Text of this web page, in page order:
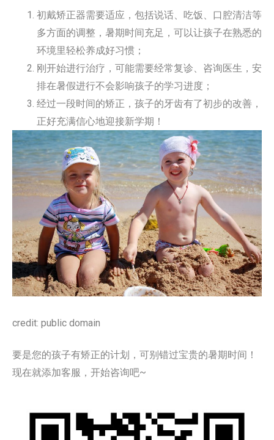
初戴矫正器需要适应，包括说话、吃饭、口腔清洁等
多方面的调整，暑期时间充足，可以让孩子在熟悉的
环境里轻松养成好习惯；
刚开始进行治疗，可能需要经常复诊、咨询医生，安
排在暑假进行不会影响孩子的学习进度；
经过一段时间的矫正，孩子的牙齿有了初步的改善，
正好充满信心地迎接新学期！
credit: public domain
要是您的孩子有矫正的计划，可别错过宝贵的暑期时间！
现在就添加客服，开始咨询吧~